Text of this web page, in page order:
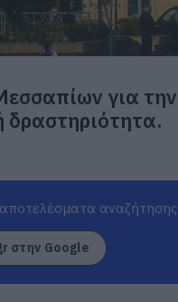
για την
δραστηριότητα.
αναζήτησης
στην Google